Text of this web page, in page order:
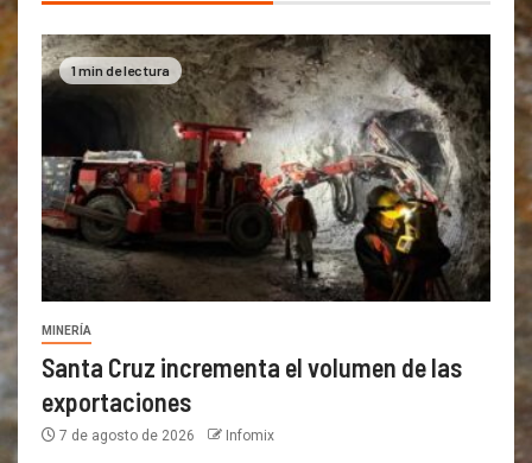
1 min de lectura
MINERÍA
Santa Cruz incrementa el volumen de las
exportaciones
7 de agosto de 2026 Infomix